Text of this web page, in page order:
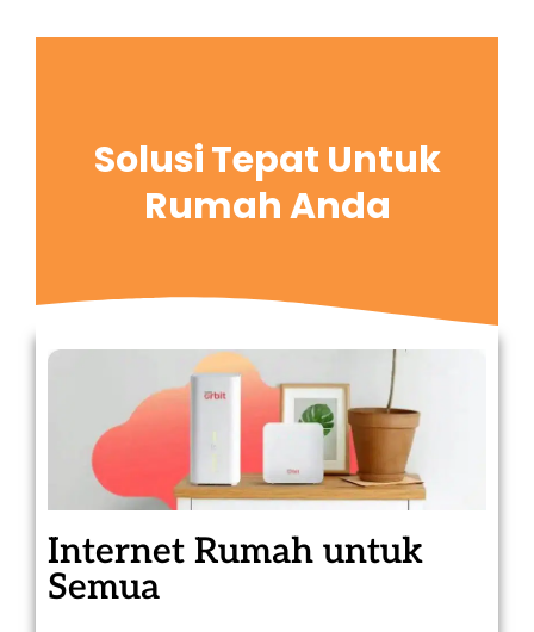
Solusi Tepat Untuk
Rumah Anda
Internet Rumah untuk
Semua